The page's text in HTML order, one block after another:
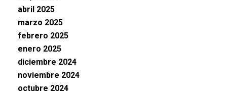
abril 2025
marzo 2025
febrero 2025
enero 2025
diciembre 2024
noviembre 2024
octubre 2024